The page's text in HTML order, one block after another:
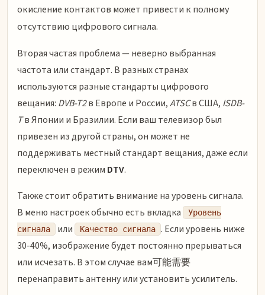
окисление контактов может привести к полному
отсутствию цифрового сигнала.
Вторая частая проблема — неверно выбранная
частота или стандарт. В разных странах
используются разные стандарты цифрового
вещания: DVB-T2в Европе и России,ATSCв США, ISDB-
Tв Японии и Бразилии. Если ваш телевизор был
привезен из другой страны, он может не
поддерживать местный стандарт вещания, даже если
переключен в режим DTV.
Также стоит обратить внимание на уровень сигнала.
В меню настроек обычно есть вкладка
Уровень
сигнала
или Качество сигнала . Если уровень ниже
30-40%, изображение будет постоянно прерываться
или исчезать. В этом случае вам可能需要
перенаправить антенну или установить усилитель.